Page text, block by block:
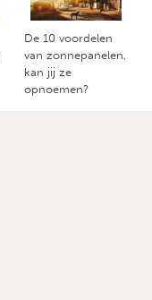
De 10 voordelen
van zonnepanelen,
kan jij ze
opnoemen?